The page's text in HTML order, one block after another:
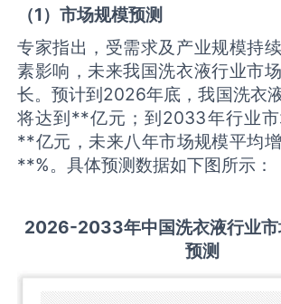
（1）市场规模预测
专家指出，受需求及产业规模持
素影响，未来我国洗衣液行业市
长。预计到2026年底，我国洗衣
将达到**亿元；到2033年行业
**亿元，未来八年市场规模平均
**%。具体预测数据如下图所示：
2026-2033年中国洗衣液行业
预测